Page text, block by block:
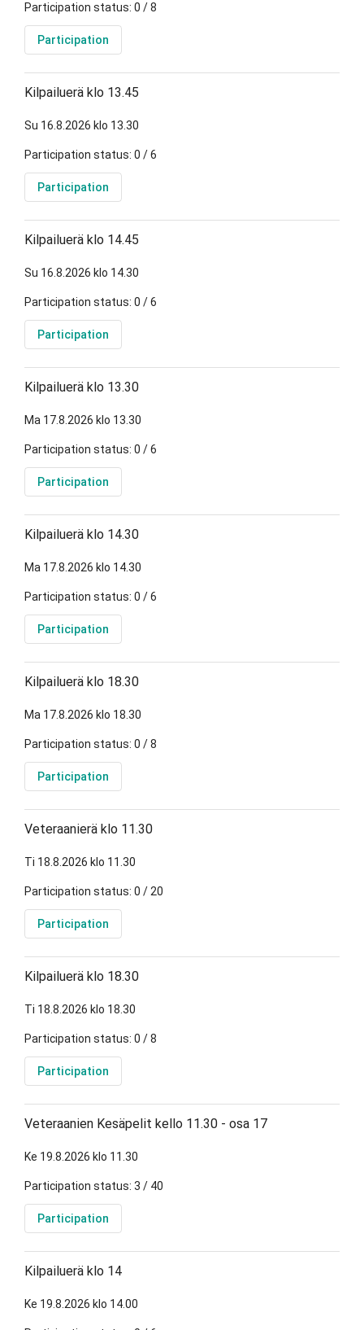
Participation status: 0 / 8
Participation
Kilpailuerä klo 13.45
Su 16.8.2026 klo 13.30
Participation status: 0 / 6
Participation
Kilpailuerä klo 14.45
Su 16.8.2026 klo 14.30
Participation status: 0 / 6
Participation
Kilpailuerä klo 13.30
Ma 17.8.2026 klo 13.30
Participation status: 0 / 6
Participation
Kilpailuerä klo 14.30
Ma 17.8.2026 klo 14.30
Participation status: 0 / 6
Participation
Kilpailuerä klo 18.30
Ma 17.8.2026 klo 18.30
Participation status: 0 / 8
Participation
Veteraanierä klo 11.30
Ti 18.8.2026 klo 11.30
Participation status: 0 / 20
Participation
Kilpailuerä klo 18.30
Ti 18.8.2026 klo 18.30
Participation status: 0 / 8
Participation
Veteraanien Kesäpelit kello 11.30 - osa 17
Ke 19.8.2026 klo 11.30
Participation status: 3 / 40
Participation
Kilpailuerä klo 14
Ke 19.8.2026 klo 14.00